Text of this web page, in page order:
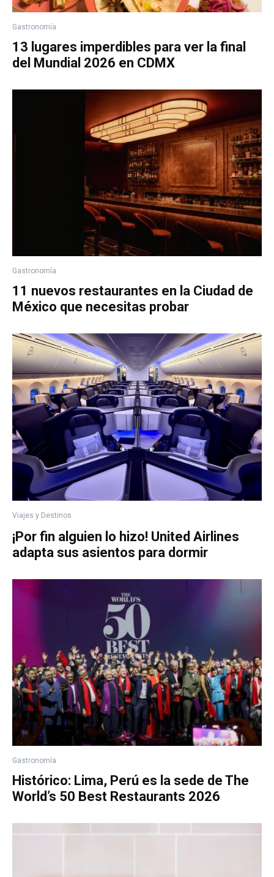
Gastronomía
13 lugares imperdibles para ver la final
del Mundial 2026 en CDMX
Gastronomía
11 nuevos restaurantes en la Ciudad de
México que necesitas probar
Viajes y Destinos
¡Por fin alguien lo hizo! United Airlines
adapta sus asientos para dormir
Gastronomía
Histórico: Lima, Perú es la sede de The
World’s 50 Best Restaurants 2026